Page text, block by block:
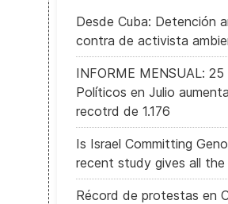
Desde Cuba: Detención
contra de activista
INFORME MENSUAL:
Políticos en Julio
recotrd de 1.176
Is Israel Committing
recent study gives all the
Récord de protestas en